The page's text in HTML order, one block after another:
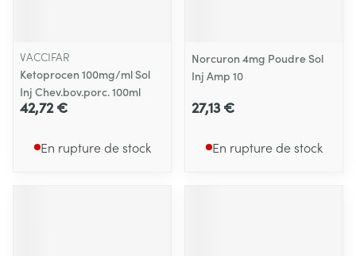
VACCIFAR
Ketoprocen 100mg/ml Sol
Inj Chev.bov.porc. 100ml
42,72 €
En rupture de stock
Norcuron 4mg Poudre Sol
Inj Amp 10
27,13 €
En rupture de stock